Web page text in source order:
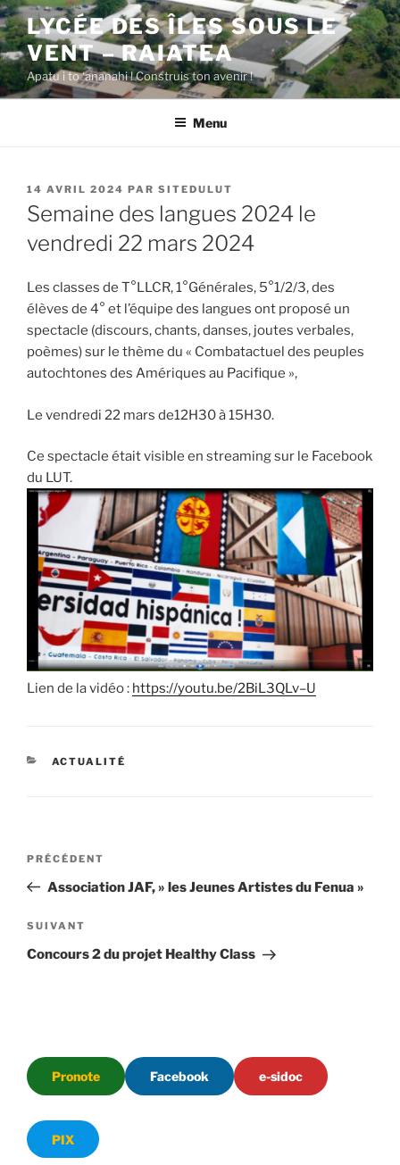
Aller
au
contenu
principal
LYCÉE DES ÎLES SOUS LE
VENT – RAIATEA
Apatu i to ‘ananahi ! Construis ton avenir !
Menu
PUBLIÉ
LE
14 AVRIL 2024 PAR SITEDULUT
Semaine des langues 2024 le
vendredi 22 mars 2024
Les classes de T°LLCR, 1°Générales, 5°1/2/3, des
élèves de 4° et l’équipe des langues ont proposé un
spectacle (discours, chants, danses, joutes verbales,
poèmes) sur le thème du « Combatactuel des peuples
autochtones des Amériques au Pacifique »,
Le vendredi 22 mars de12H30 à 15H30.
Ce spectacle était visible en streaming sur le Facebook
du LUT.
Lien de la vidéo : https://youtu.be/2BiL3QLv–U
CATÉGORIES
ACTUALITÉ
Navigation
l’article
Article
précédent
PRÉCÉDENT
Association JAF, » les Jeunes Artistes du Fenua »
Article
suivant
SUIVANT
Concours 2 du projet Healthy Class
Pronote Facebook e-sidoc
PIX